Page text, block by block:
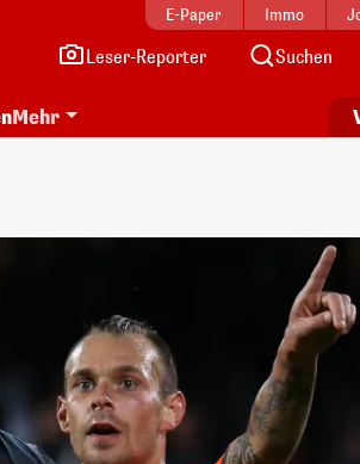
E-Paper Immo
Leser-Reporter Suchen
Mehr